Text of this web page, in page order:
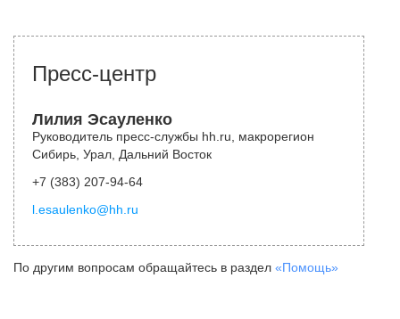
Пресс-центр
Лилия Эсауленко
Руководитель пресс-службы hh.ru, макрорегион
Сибирь, Урал, Дальний Восток
+7 (383) 207-94-64
l.esaulenko@hh.ru
По другим вопросам обращайтесь в раздел «Помощь»